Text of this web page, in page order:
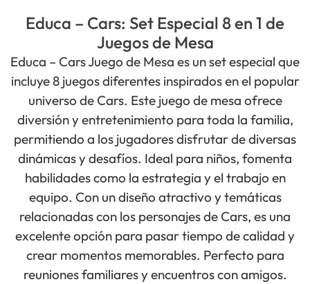
Educa – Cars: Set Especial 8 en 1 de
Juegos de Mesa
Educa – Cars Juego de Mesa es un set especial que
incluye 8 juegos diferentes inspirados en el popular
universo de Cars. Este juego de mesa ofrece
diversión y entretenimiento para toda la familia,
permitiendo a los jugadores disfrutar de diversas
dinámicas y desafíos. Ideal para niños, fomenta
habilidades como la estrategia y el trabajo en
equipo. Con un diseño atractivo y temáticas
relacionadas con los personajes de Cars, es una
excelente opción para pasar tiempo de calidad y
crear momentos memorables. Perfecto para
reuniones familiares y encuentros con amigos.